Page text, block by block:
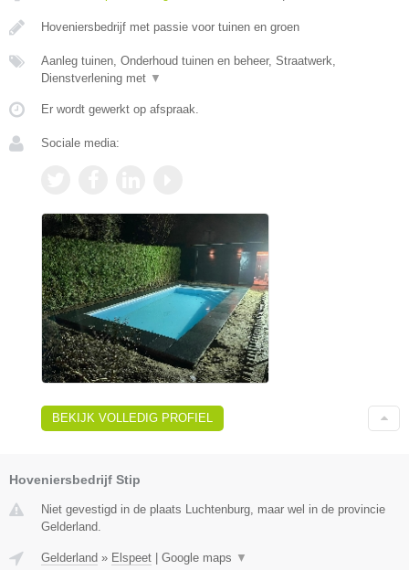
Hoveniersbedrijf met passie voor tuinen en groen
Aanleg tuinen, Onderhoud tuinen en beheer, Straatwerk,
Dienstverlening met ▼
Er wordt gewerkt op afspraak.
Sociale media:
BEKIJK VOLLEDIG PROFIEL
Hoveniersbedrijf Stip
Niet gevestigd in de plaats Luchtenburg, maar wel in de provincie
Gelderland.
Gelderland » Elspeet Google maps ▼